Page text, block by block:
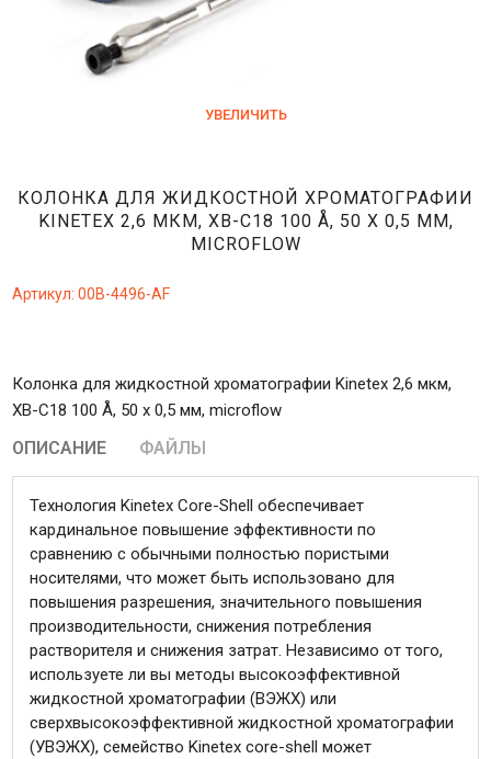
УВЕЛИЧИТЬ
КОЛОНКА ДЛЯ ЖИДКОСТНОЙ ХРОМАТОГРАФИИ
KINETEX 2,6 МКМ, XB-C18 100 Å, 50 X 0,5 ММ,
MICROFLOW
Артикул:00B-4496-AF
Колонка для жидкостной хроматографии Kinetex 2,6 мкм,
XB-C18 100 Å, 50 x 0,5 мм, microflow
ОПИСАНИЕ ФАЙЛЫ
Технология Kinetex Core-Shell обеспечивает
кардинальное повышение эффективности по
сравнению с обычными полностью пористыми
носителями, что может быть использовано для
повышения разрешения, значительного повышения
производительности, снижения потребления
растворителя и снижения затрат. Независимо от того,
используете ли вы методы высокоэффективной
жидкостной хроматографии (ВЭЖХ) или
сверхвысокоэффективной жидкостной хроматографии
(УВЭЖХ), семейство Kinetex core-shell может